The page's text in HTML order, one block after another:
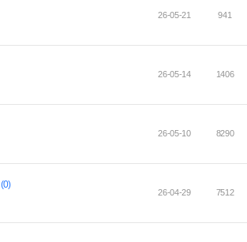
26-05-21 941
26-05-14 1406
26-05-10 8290
(0)
26-04-29 7512